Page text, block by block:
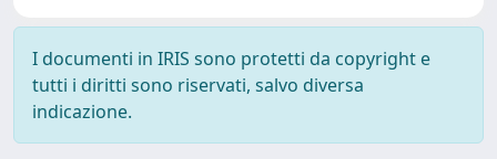
I documenti in IRIS sono protetti da copyright e
tutti i diritti sono riservati, salvo diversa
indicazione.